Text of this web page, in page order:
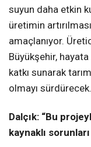
suyun daha etkin
üretimin
amaçlanıyor.
Büyükşehir,
katkı sunarak
olmayı sürdürecek.
Dalçık: “Bu
kaynaklı